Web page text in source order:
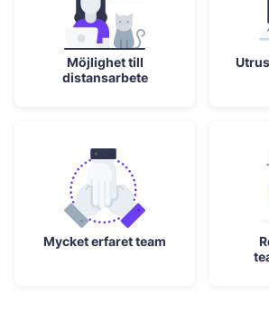
Möjlighet till
distansarbete
Mycket erfaret team